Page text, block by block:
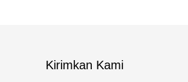
Kirimkan Kami